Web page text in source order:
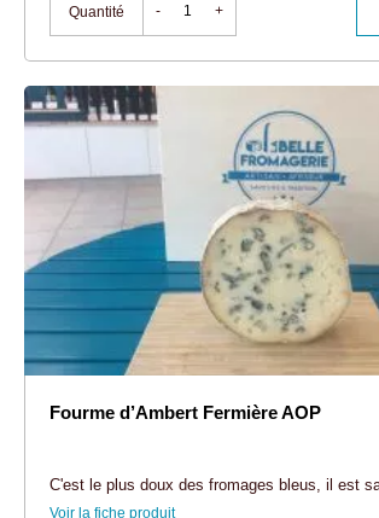
Quantité - +
Fourme d’Ambert Fermière AOP
C'est le plus doux des fromages bleus, il est
Voir la fiche produit